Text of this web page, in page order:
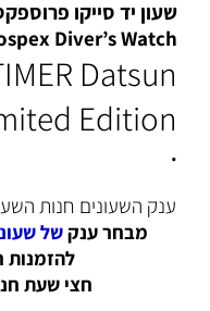
Diver’s Watch –
Datsun
Edition
.
ענק השעונים חנות
מבחר ענקשל
להזמנות חייגו:
חצי שעת